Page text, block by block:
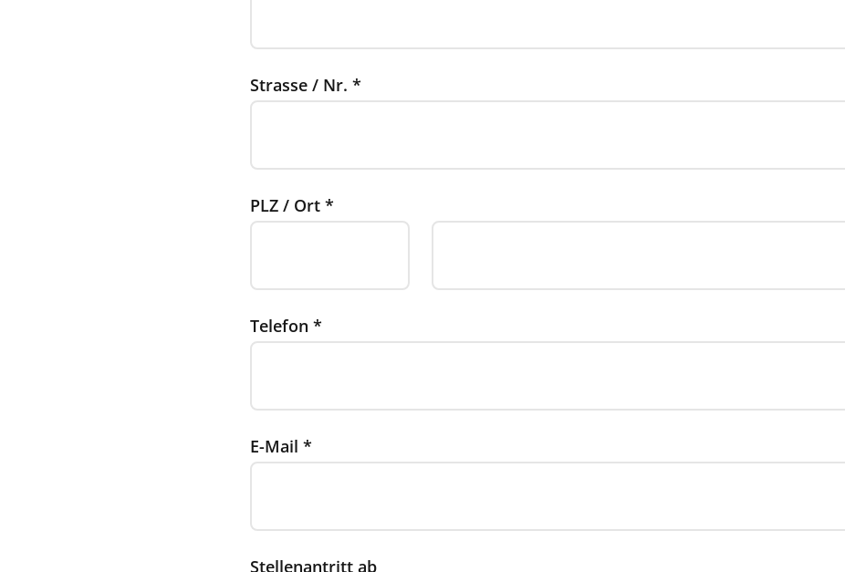
Strasse / Nr. *
PLZ / Ort *
Telefon *
E-Mail *
Stellenantritt ab